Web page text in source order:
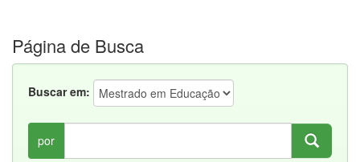
Página de Busca
Buscar em:
por